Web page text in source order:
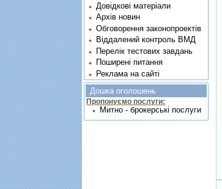
Довідкові матеріали
Архів новин
Обговорення законопроектів
Віддалений контроль ВМД
Перелік тестових завдань
Поширені питання
Реклама на сайті
Дошка оголошень
Пропонуємо послуги:
Митно - брокерські послуги